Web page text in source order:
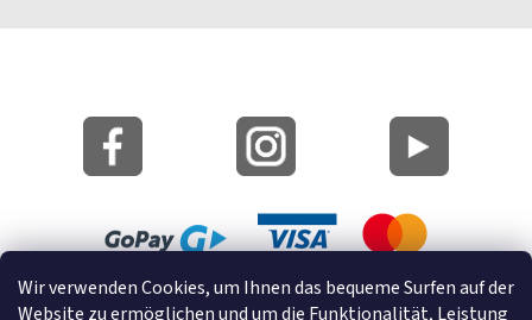
Wir verwenden Cookies, um Ihnen das bequeme Surfen auf der
Website zu ermöglichen und um die Funktionalität, Leistung
Lageplan